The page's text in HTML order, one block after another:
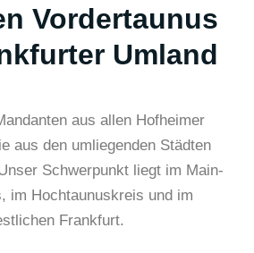
Vordertaunus
Umland
aus allen Hofheimer
aus den umliegenden Städten
Schwerpunkt liegt im Main-
im Hochtaunuskreis und im
Frankfurt.